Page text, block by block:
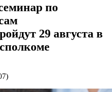
по
29 августа в